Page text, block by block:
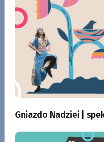
Gniazdo Nadziei |